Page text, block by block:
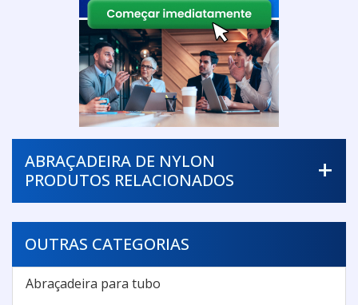
ABRAÇADEIRA DE NYLON
PRODUTOS RELACIONADOS
OUTRAS CATEGORIAS
Abraçadeira para tubo